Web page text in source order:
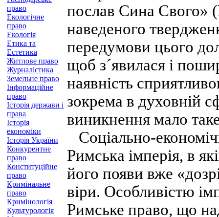
право
Екологічне
право
Екологія
Етика та
Естетика
Житлове право
Журналістика
Земельне право
Інформаційне
право
Історія держави і
права
Історія
економіки
Історія України
Конкурентне
право
Конституційне
право
Кримінальне
право
Кримінологія
Культурологія
послав Сина Свого»
наведеного
передумови цього
щоб з´явилася і
наявність
зокрема в духовній
виникнення мало
Соціально-
Римська імперія, в
його появи вже
віри. Особливістю
Римське право, що